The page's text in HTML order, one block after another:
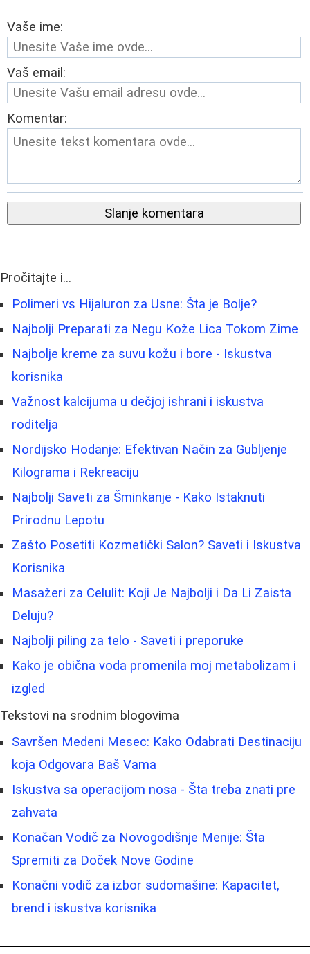
Vaše ime:
Vaš email:
Komentar:
Slanje komentara
Pročitajte i...
Polimeri vs Hijaluron za Usne: Šta je Bolje?
Najbolji Preparati za Negu Kože Lica Tokom Zime
Najbolje kreme za suvu kožu i bore - Iskustva
korisnika
Važnost kalcijuma u dečjoj ishrani i iskustva
roditelja
Nordijsko Hodanje: Efektivan Način za Gubljenje
Kilograma i Rekreaciju
Najbolji Saveti za Šminkanje - Kako Istaknuti
Prirodnu Lepotu
Zašto Posetiti Kozmetički Salon? Saveti i Iskustva
Korisnika
Masažeri za Celulit: Koji Je Najbolji i Da Li Zaista
Deluju?
Najbolji piling za telo - Saveti i preporuke
Kako je obična voda promenila moj metabolizam i
izgled
Tekstovi na srodnim blogovima
Savršen Medeni Mesec: Kako Odabrati Destinaciju
koja Odgovara Baš Vama
Iskustva sa operacijom nosa - Šta treba znati pre
zahvata
Konačan Vodič za Novogodišnje Menije: Šta
Spremiti za Doček Nove Godine
Konačni vodič za izbor sudomašine: Kapacitet,
brend i iskustva korisnika